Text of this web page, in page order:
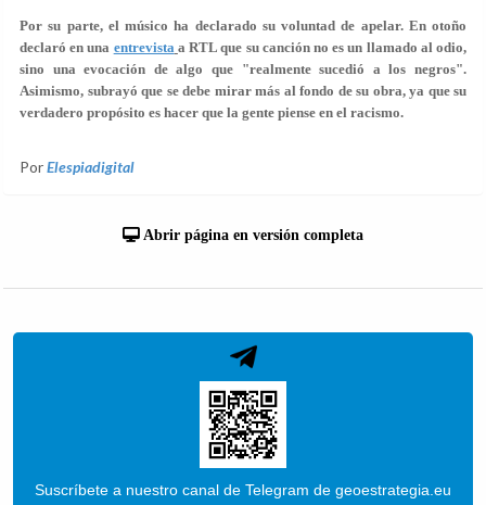
Por su parte, el músico ha declarado su voluntad de apelar. En otoño
declaró en una entrevista a RTL que su canción no es un llamado al odio,
sino unaevocación de algo que "realmente sucedió a los negros".
Asimismo, subrayó que se debe mirar más al fondo de su obra, ya que su
verdadero propósito es hacer que la gente piense en el racismo.
PorElespiadigital
Abrir página en versión completa
Suscríbete a nuestro canal de Telegram de geoestrategia.eu